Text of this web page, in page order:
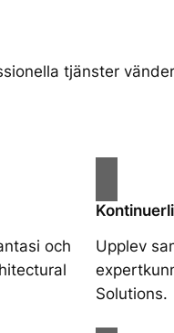
tjänster
och
Upplev
Solutions.